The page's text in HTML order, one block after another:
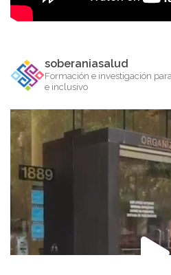
soberaniasalud
Formación e investigación
e inclusivo